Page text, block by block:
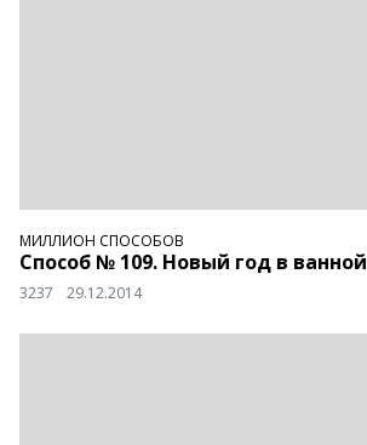
МИЛЛИОН СПОСОБОВ
Способ № 109. Новый год в ванной
3237 29.12.2014